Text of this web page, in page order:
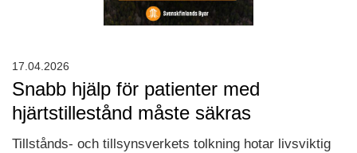
Snabb hjälp för patienter med
hjärtstillestånd måste säkras
Tillstånds- och tillsynsverkets tolkning hotar livsviktig
17.04.2026